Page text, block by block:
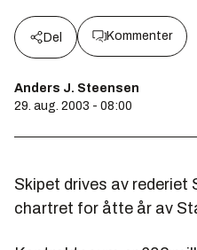
Del Kommenter
Anders J. Steensen
29. aug. 2003 - 08:00
Skipet drives av rederiet
chartret for åtte år av